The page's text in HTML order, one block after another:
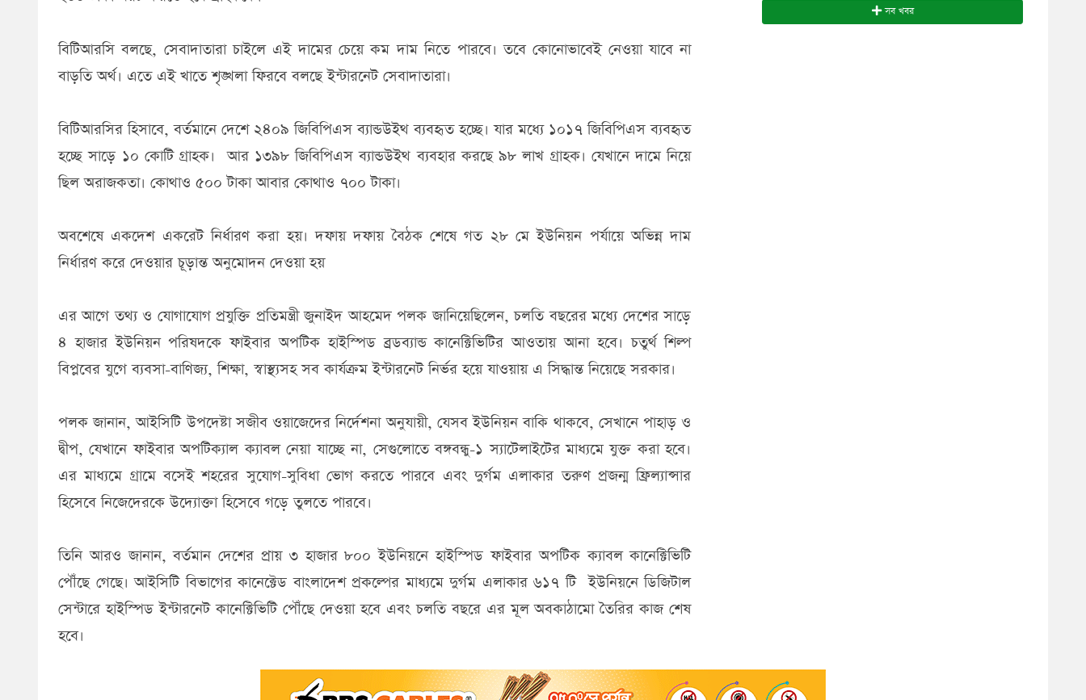
বিটিআরসি বলছে, সেবাদাতারা চাইলে এই দামের চেয়ে কম দাম নিতে পারবে। তবে কোনোভাবেই নেওয়া যাবে না
বাড়তি অর্থ। এতে এই খাতে শৃঙ্খলা ফিরবে বলছে ইন্টারনেট সেবাদাতারা।
বিটিআরসির হিসাবে, বর্তমানে দেশে ২৪০৯ জিবিপিএস ব্যান্ডউইথ ব্যবহৃত হচ্ছে। যার মধ্যে ১০১৭ জিবিপিএস ব্যবহৃত
হচ্ছে সাড়ে ১০ কোটি গ্রাহক। আর ১৩৯৮ জিবিপিএস ব্যান্ডউইথ ব্যবহার করছে ৯৮ লাখ গ্রাহক। যেখানে দামে নিয়ে
ছিল অরাজকতা। কোথাও ৫০০ টাকা আবার কোথাও ৭০০ টাকা।
অবশেষে একদেশ একরেট নির্ধারণ করা হয়। দফায় দফায় বৈঠক শেষে গত ২৮ মে ইউনিয়ন পর্যায়ে অভিন্ন দাম
নির্ধারণ করে দেওয়ার চূড়ান্ত অনুমোদন দেওয়া হয়
এর আগে তথ্য ও যোগাযোগ প্রযুক্তি প্রতিমন্ত্রী জুনাইদ আহমেদ পলক জানিয়েছিলেন, চলতি বছরের মধ্যে দেশের সাড়ে
৪ হাজার ইউনিয়ন পরিষদকে ফাইবার অপটিক হাইস্পিড ব্রডব্যান্ড কানেক্টিভিটির আওতায় আনা হবে। চতুর্থ শিল্প
বিপ্লবের যুগে ব্যবসা-বাণিজ্য, শিক্ষা, স্বাস্থ্যসহ সব কার্যক্রম ইন্টারনেট নির্ভর হয়ে যাওয়ায় এ সিদ্ধান্ত নিয়েছে সরকার।
পলক জানান, আইসিটি উপদেষ্টা সজীব ওয়াজেদের নির্দেশনা অনুযায়ী, যেসব ইউনিয়ন বাকি থাকবে, সেখানে পাহাড় ও
দ্বীপ, যেখানে ফাইবার অপটিক্যাল ক্যাবল নেয়া যাচ্ছে না, সেগুলোতে বঙ্গবন্ধু-১ স্যাটেলাইটের মাধ্যমে যুক্ত করা হবে।
এর মাধ্যমে গ্রামে বসেই শহরের সুযোগ-সুবিধা ভোগ করতে পারবে এবং দুর্গম এলাকার তরুণ প্রজন্ম ফ্রিল্যান্সার
হিসেবে নিজেদেরকে উদ্যোক্তা হিসেবে গড়ে তুলতে পারবে।
তিনি আরও জানান, বর্তমান দেশের প্রায় ৩ হাজার ৮০০ ইউনিয়নে হাইস্পিড ফাইবার অপটিক ক্যাবল কানেক্টিভিটি
পৌঁছে গেছে। আইসিটি বিভাগের কানেক্টেড বাংলাদেশ প্রকল্পের মাধ্যমে দুর্গম এলাকার ৬১৭ টি ইউনিয়নে ডিজিটাল
সেন্টারে হাইস্পিড ইন্টারনেট কানেক্টিভিটি পৌঁছে দেওয়া হবে এবং চলতি বছরে এর মূল অবকাঠামো তৈরির কাজ শেষ
হবে।
সব খবর